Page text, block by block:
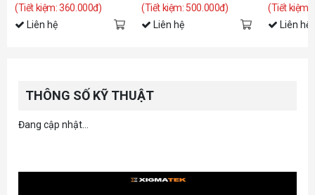
(Tiết kiệm: 360.000đ)
Liên hệ
(Tiết kiệm: 500.000đ)
Liên hệ
(Tiết kiệm:
Liên hệ
THÔNG SỐ KỸ THUẬT
Đang cập nhật...